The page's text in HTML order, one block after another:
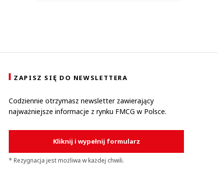
ZAPISZ SIĘ DO NEWSLETTERA
Codziennie otrzymasz newsletter zawierający
najważniejsze informacje z rynku FMCG w Polsce.
Kliknij i wypełnij formularz
* Rezygnacja jest możliwa w każdej chwili.